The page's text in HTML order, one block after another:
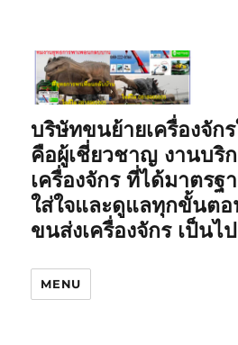
บริษัทขนย้ายเครื่องจัก
คือผู้เชี่ยวชาญ งานบริ
เครื่องจักร ที่ได้มาตรฐ
ใส่ใจและดูแลทุกขั้นตอ
ขนส่งเครื่องจักร เป็นไ
MENU